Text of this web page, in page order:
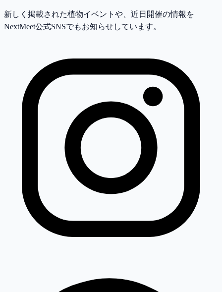
新しく掲載された植物イベントや、近日開催の情報を
NextMeet公式SNSでもお知らせしています。